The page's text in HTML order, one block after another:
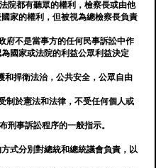
院都有聽眾的權利，檢察長或由他
家的權利，但被視為總檢察長負責
府不是當事方的任何民事訴訟中作
國家或法院的利益公眾利益決定
和捍衛法治，公共安全，公眾自由
制於憲法和法律，不受任何個人或
刑事訴訟程序的一般指示。
式分別對總統和總統議會負責，以